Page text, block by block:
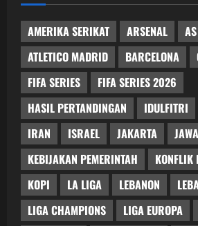
AMERIKA SERIKAT ARSENAL
AS
ATLETICO MADRID
BARCELONA
FIFA SERIES
FIFA SERIES 2026
HASIL PERTANDINGAN
IDULFITRI
IRAN
ISRAEL JAKARTA
KEBIJAKAN PEMERINTAH
KONFLIK
KOPI
LA LIGA LEBANON
LIGA CHAMPIONS
LIGA EUROPA